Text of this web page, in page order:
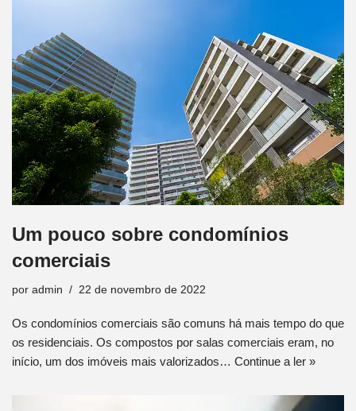
Um pouco sobre condomínios
comerciais
por admin 22 de novembro de 2022
Os condomínios comerciais são comuns há mais tempo do que
os residenciais. Os compostos por salas comerciais eram, no
início, um dos imóveis mais valorizados… Continue a ler »